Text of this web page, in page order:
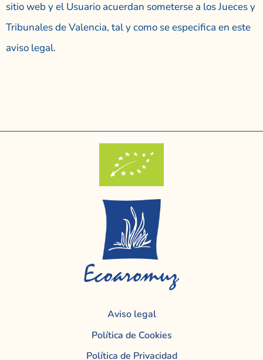
sitio web y el Usuario acuerdan someterse a los Jueces y
Tribunales de Valencia, tal y como se especifica en este
aviso legal.
Aviso legal
Política de Cookies
Política de Privacidad